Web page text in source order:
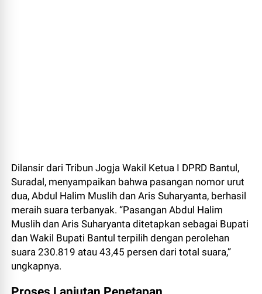
Dilansir dari Tribun Jogja Wakil Ketua I DPRD Bantul,
Suradal, menyampaikan bahwa pasangan nomor urut
dua, Abdul Halim Muslih dan Aris Suharyanta, berhasil
meraih suara terbanyak. “Pasangan Abdul Halim
Muslih dan Aris Suharyanta ditetapkan sebagai Bupati
dan Wakil Bupati Bantul terpilih dengan perolehan
suara 230.819 atau 43,45 persen dari total suara,”
ungkapnya.